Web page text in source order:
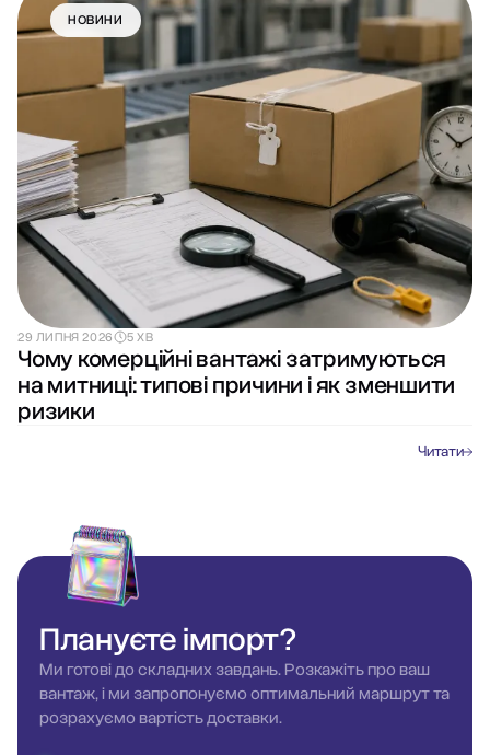
НОВИНИ
29 ЛИПНЯ 2026 5 ХВ
Чому комерційні вантажі затримуються
на митниці: типові причини і як зменшити
ризики
Читати
Плануєтеімпорт?
Ми готові до складних завдань. Розкажіть про ваш
вантаж, і ми запропонуємо оптимальний маршрут та
розрахуємо вартість доставки.